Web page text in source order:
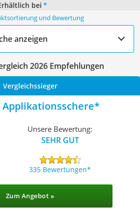
bei *
und Bewertung
anzeigen
2026 Empfehlungen
Vergleichssieger
Unsere Bewertung:
SEHR GUT
335 Bewertungen
Zum Angebot »